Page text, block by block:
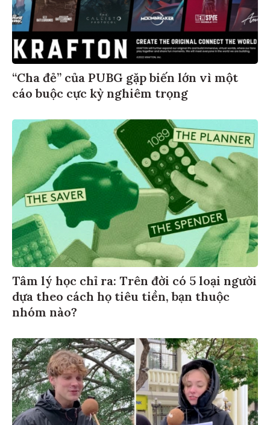
“Cha đẻ” của PUBG gặp biến lớn vì một
cáo buộc cực kỳ nghiêm trọng
Tâm lý học chỉ ra: Trên đời có 5 loại người
dựa theo cách họ tiêu tiền, bạn thuộc
nhóm nào?